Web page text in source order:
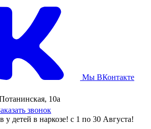
Мы ВКонтакте
10а
звонок
у детей в наркозе! с 1 по 30 Августа!